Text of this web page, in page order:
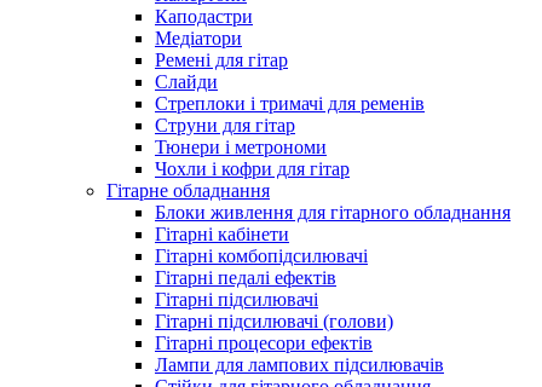
Каподастри
Медіатори
Ремені для гітар
Слайди
Стреплоки і тримачі для ременів
Струни для гітар
Тюнери і метрономи
Чохли і кофри для гітар
Гітарне обладнання
Блоки живлення для гітарного обладнання
Гітарні кабінети
Гітарні комбопідсилювачі
Гітарні педалі ефектів
Гітарні підсилювачі
Гітарні підсилювачі (голови)
Гітарні процесори ефектів
Лампи для лампових підсилювачів